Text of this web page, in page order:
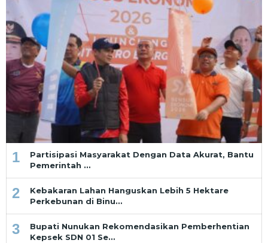
1
Partisipasi Masyarakat Dengan Data Akurat, Bantu
Pemerintah …
2
Kebakaran Lahan Hanguskan Lebih 5 Hektare
Perkebunan di Binu…
3
Bupati Nunukan Rekomendasikan Pemberhentian
Kepsek SDN 01 Se…